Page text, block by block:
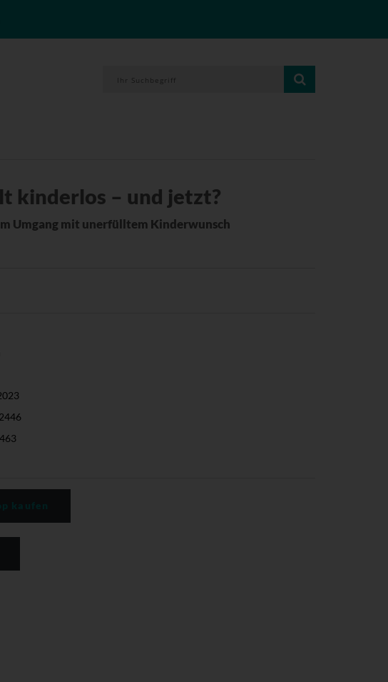
kinderlos – und jetzt?
Umgang mit unerfülltem Kinderwunsch